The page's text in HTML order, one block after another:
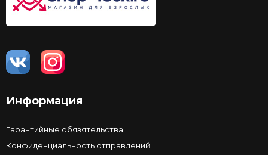
Информация
Гарантийные обязятельства
Конфиденциальность отправлений